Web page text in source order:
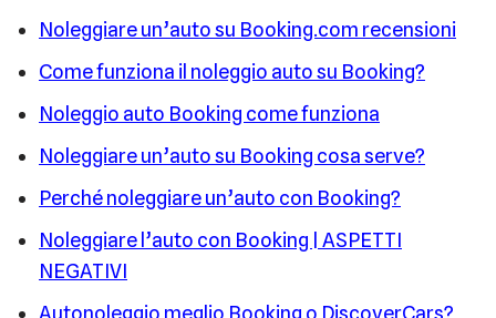
Noleggiare un’auto su Booking.com recensioni
Come funziona il noleggio auto su Booking?
Noleggio auto Booking come funziona
Noleggiare un’auto su Booking cosa serve?
Perché noleggiare un’auto con Booking?
Noleggiare l’auto con Booking | ASPETTI
NEGATIVI
Autonoleggio meglio Booking o DiscoverCars?